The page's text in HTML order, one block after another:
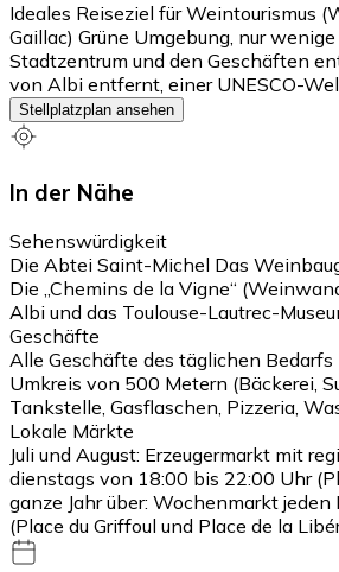
Ideales Reiseziel für Weintourismus
Gaillac) Grüne Umgebung, nur
Stadtzentrum und den Geschäften
von Albi entfernt, einer UNESCO-
Stellplatzplan ansehen
In der Nähe
Sehenswürdigkeit
Die Abtei Saint-Michel Das
Die „Chemins de la Vigne“
Albi und das Toulouse-Lautrec-
Geschäfte
Alle Geschäfte des täglichen
Umkreis von 500 Metern (Bäckerei,
Tankstelle, Gasflaschen, Pizzeria,
Lokale Märkte
Juli und August: Erzeugermarkt mit
dienstags von 18:00 bis 22:00 Uhr
ganze Jahr über: Wochenmarkt
(Place du Griffoul und Place de la